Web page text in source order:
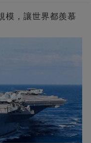
模，讓世界都羨慕